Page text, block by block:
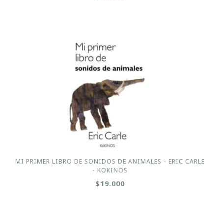
MI PRIMER LIBRO DE SONIDOS DE ANIMALES - ERIC CARLE
- KOKINOS
$19.000